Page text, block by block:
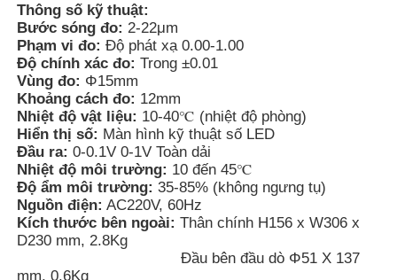
Tin tức
Hiển thị các trường hợp
Yêu cầu báo giá
Máy phát hiện bức xạ hạt nhân
liều kế cá nhân
Thông số kỹ thuật:
Bước sóng đo: 2-22μm
Phạm vi đo: Độ phát xạ 0.00-1.00
Độ chính xác đo: Trong ±0.01
Vùng đo: Φ15mm
Khoảng cách đo: 12mm
Nhiệt độ vật liệu: 10-40℃ (nhiệt độ phòng)
Hiển thị số: Màn hình kỹ thuật số LED
Đầu ra: 0-0.1V 0-1V Toàn dải
Nhiệt độ môi trường: 10 đến 45℃
Độ ẩm môi trường: 35-85% (không ngưng tụ)
Nguồn điện: AC220V, 60Hz
Kích thước bên ngoài: Thân chính H156 x W306 x
D230 mm, 2.8Kg
Đầu bên đầu dò Φ51 X 137
mm, 0.6Kg